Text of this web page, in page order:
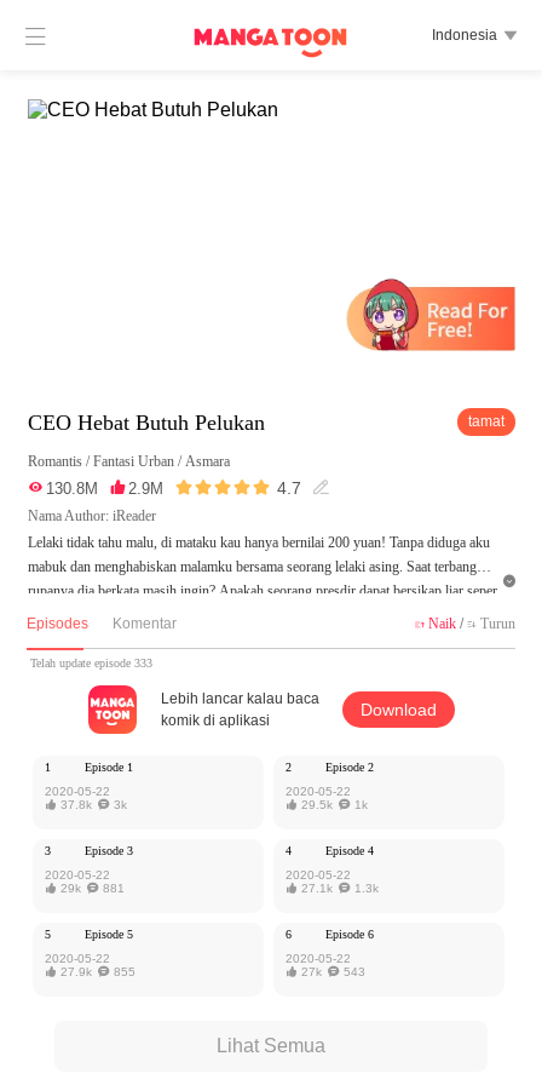
 Indonesia 
CEO Hebat Butuh Pelukan tamat
Romantis /Fantasi Urban / Asmara
 130.8M  2.9M  4.7 
Nama Author: iReader
Lelaki tidak tahu malu, di mataku kau hanya bernilai 200 yuan! Tanpa diduga aku
mabuk dan menghabiskan malamku bersama seorang lelaki asing. Saat terbangun
rupanya dia berkata masih ingin? Apakah seorang presdir dapat bersikap liar seper
ti ini?!
Karya ini diterbitkan atas izin MangaToon iReader, isi konten hanyalah pandangan
pribadi pembuatnya, tidak mewakili MangaToon sendiri

Episodes Komentar  Naik/  Turun
Telah update episode 333
Lebih lancar kalau baca
komik di aplikasi
Download
1
Episode 1
2020-05-22
 37.8k 3k
2
Episode 2
2020-05-22
 29.5k 1k
3
Episode 3
2020-05-22
 29k 881
4
Episode 4
2020-05-22
 27.1k 1.3k
5
Episode 5
2020-05-22
 27.9k 855
6
Episode 6
2020-05-22
 27k 543
Lihat Semua